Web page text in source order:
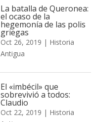
La batalla de Queronea:
el ocaso de la
hegemonía de las polis
griegas
Oct 26, 2019 | Historia
Antigua
El «imbécil» que
sobrevivió a todos:
Claudio
Oct 22, 2019 | Historia